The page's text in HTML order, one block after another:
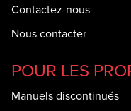
Contactez-nous
Nous contacter
POUR LES
Manuels discontinués